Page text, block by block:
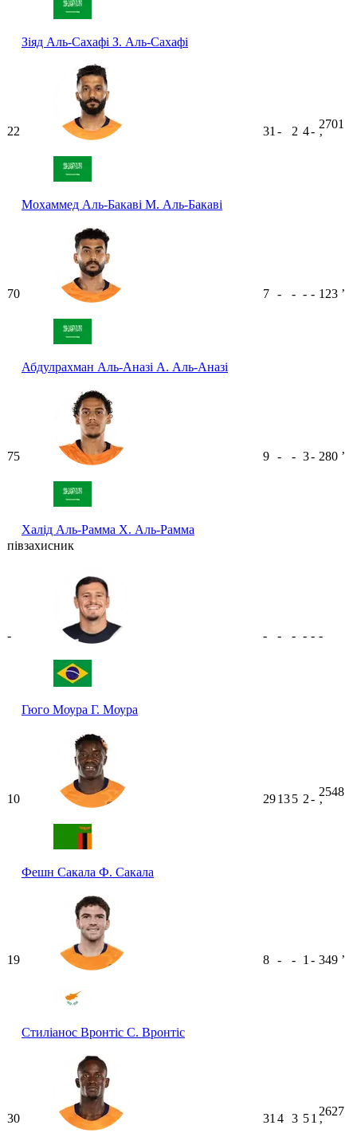
Зіяд Аль-Сахафі З. Аль-Сахафі
22
Мохаммед Аль-Бакаві М. Аль-Бакаві
31 - 2 4-
2701
ʼ
70
Абдулрахман Аль-Аназі А. Аль-Аназі
7 - - - - 123 ʼ
75
Халід Аль-Рамма Х. Аль-Рамма
9 - - 3- 280 ʼ
півзахисник
-
Гюго Моура Г. Моура
- - - - - -
10
Фешн Сакала Ф. Сакала
29135 2-
2548
ʼ
19
Стиліанос Вронтіс С. Вронтіс
8 - - 1 - 349 ʼ
30 31 4 3 51
2627
ʼ